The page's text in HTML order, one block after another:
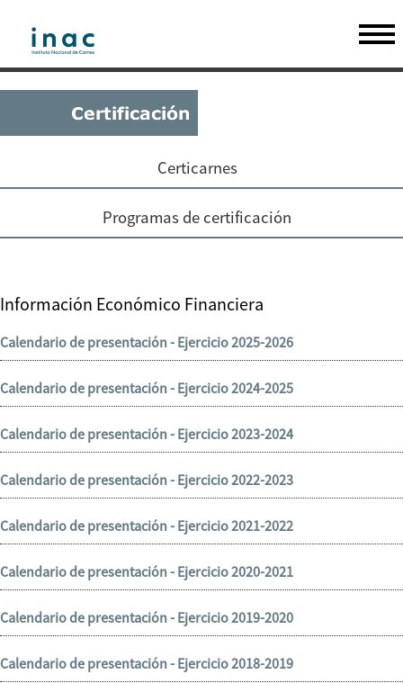
Certicarnes
Programas de certificación
Información Económico Financiera
Calendario de presentación - Ejercicio 2025-2026
Calendario de presentación - Ejercicio 2024-2025
Calendario de presentación - Ejercicio 2023-2024
Calendario de presentación - Ejercicio 2022-2023
Calendario de presentación - Ejercicio 2021-2022
Calendario de presentación - Ejercicio 2020-2021
Calendario de presentación - Ejercicio 2019-2020
Calendario de presentación - Ejercicio 2018-2019